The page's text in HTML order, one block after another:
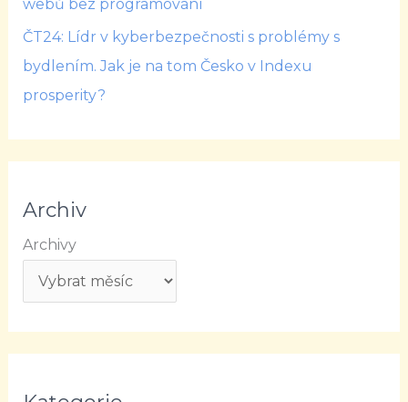
webů bez programování
ČT24: Lídr v kyberbezpečnosti s problémy s
bydlením. Jak je na tom Česko v Indexu
prosperity?
Archiv
Archivy